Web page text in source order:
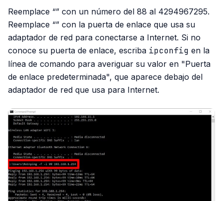
Reemplace “” con un número del 88 al 4294967295.
Reemplace “” con la puerta de enlace que usa su
adaptador de red para conectarse a Internet. Si no
conoce su puerta de enlace, escriba ipconfig en la
línea de comando para averiguar su valor en "Puerta
de enlace predeterminada", que aparece debajo del
adaptador de red que usa para Internet.